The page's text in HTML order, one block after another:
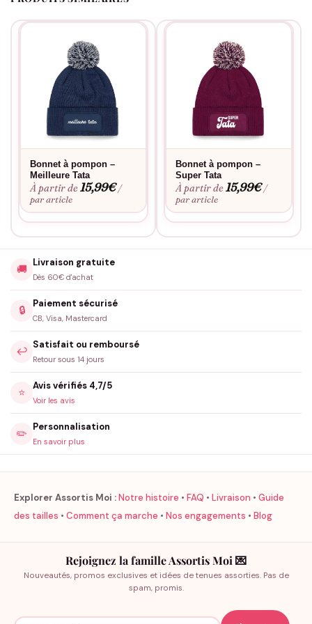
Bonnet à pompon –
Meilleure Tata
À partir de15,99€ /
par article
Bonnet à pompon –
Super Tata
À partir de15,99€ /
par article
🚚
Livraison gratuite
Dès 60€ d'achat
🔒
Paiement sécurisé
CB, Visa, Mastercard
↩️
Satisfait ou remboursé
Retour sous 14 jours
⭐
Avis vérifiés 4,7/5
Voir les avis
✏️
Personnalisation
En savoir plus
Explorer Assortis Moi :Notre histoire • FAQ • Livraison • Guide
des tailles • Comment ça marche • Nos engagements • Blog
Rejoignez la famille Assortis Moi 💌
Nouveautés, promos exclusives et idées de tenues assorties. Pas de
spam, promis.